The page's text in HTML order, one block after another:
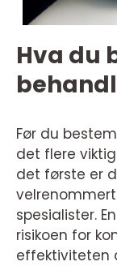
Hva du
Før du
det flere
det første er
spesialister.
risikoen for
effektiviteten